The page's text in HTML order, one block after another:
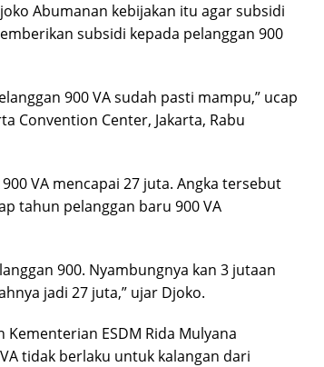
Abumanan kebijakan itu agar subsidi
subsidi kepada pelanggan 900
900 VA sudah pasti mampu,” ucap
Convention Center, Jakarta, Rabu
VA mencapai 27 juta. Angka tersebut
tahun pelanggan baru 900 VA
900. Nyambungnya kan 3 jutaan
jadi 27 juta,” ujar Djoko.
ESDM Rida Mulyana
tidak berlaku untuk kalangan dari